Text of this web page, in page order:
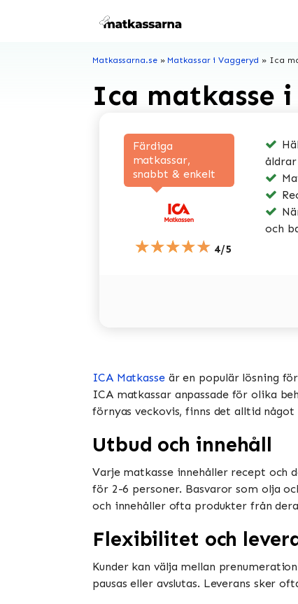
Matkassarna.se» Matkassar i Vaggeryd » Ica
Ica matkasse
Färdiga
matkassar,
snabbt & enkelt
★★★★★ 4/5
åldrar
och
ICA Matkasseär en populär lösning
ICA matkassar anpassade för olika
förnyas veckovis, finns det alltid
Utbud och innehåll
Varje matkasse innehåller recept och
för 2-6 personer. Basvaror som olja
och innehåller ofta produkter från
Flexibilitet och
Kunder kan välja mellan
pausas eller avslutas. Leverans sker